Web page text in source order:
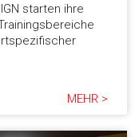
starten ihre
MEHR >